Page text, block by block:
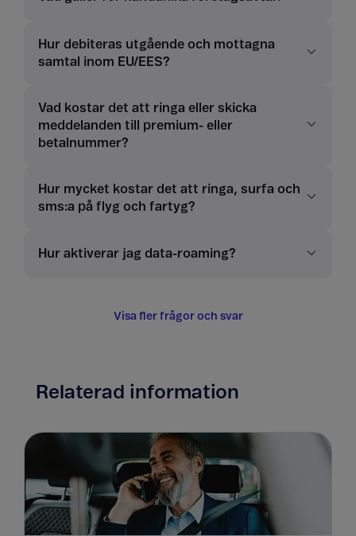
Hur debiteras utgående och mottagna
samtal inom EU/EES?
Vad kostar det att ringa eller skicka
meddelanden till premium- eller
betalnummer?
Hur mycket kostar det att ringa, surfa och
sms:a på flyg och fartyg?
Hur aktiverar jag data-roaming?
Visa fler frågor och svar
Relaterad information